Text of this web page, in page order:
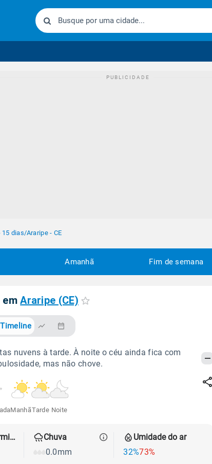
15 dias/Araripe - CE
Amanhã Fim de semana
emAraripe (CE)
Timeline
nuvens à tarde. À noite o céu ainda fica com
mas não chove.
ManhãTarde Noite
Sensação térmica
Chuva
0.0mm
Umidade do ar
32%73%